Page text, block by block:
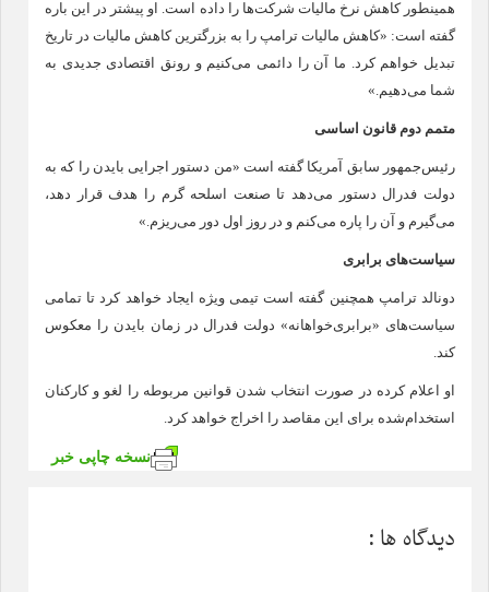
همینطور کاهش نرخ مالیات شرکت‌ها را داده است. او پیشتر در این باره
گفته است: «کاهش مالیات ترامپ را به بزرگترین کاهش مالیات در تاریخ
تبدیل خواهم کرد. ما آن را دائمی می‌کنیم و رونق اقتصادی جدیدی به
شما می‌دهیم.»
متمم دوم قانون اساسی
رئیس‌جمهور سابق آمریکا گفته است «من دستور اجرایی بایدن را که به
دولت فدرال دستور می‌دهد تا صنعت اسلحه گرم را هدف قرار دهد،
می‌گیرم و آن را پاره می‌کنم و در روز اول دور می‌ریزم.»
سیاست‌های برابری
دونالد ترامپ همچنین گفته است تیمی ویژه ایجاد خواهد کرد تا تمامی
سیاست‌های «برابری‌خواهانه» دولت فدرال در زمان بایدن را معکوس
کند.
او اعلام کرده در صورت انتخاب شدن قوانین مربوطه را لغو و کارکنان
استخدام‌شده برای این مقاصد را اخراج خواهد کرد.
نسخه چاپی خبر
دیدگاه ها :